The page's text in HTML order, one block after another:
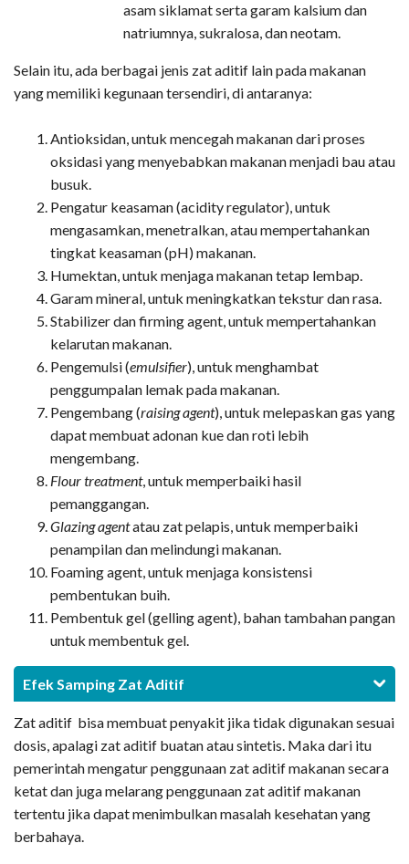
asam siklamat serta garam kalsium dan
natriumnya, sukralosa, dan neotam.
Selain itu, ada berbagai jenis zat aditif lain pada makanan
yang memiliki kegunaan tersendiri, di antaranya:
Antioksidan, untuk mencegah makanan dari proses
oksidasi yang menyebabkan makanan menjadi bau atau
busuk.
Pengatur keasaman (acidity regulator), untuk
mengasamkan, menetralkan, atau mempertahankan
tingkat keasaman (pH) makanan.
Humektan, untuk menjaga makanan tetap lembap.
Garam mineral, untuk meningkatkan tekstur dan rasa.
Stabilizer dan firming agent, untuk mempertahankan
kelarutan makanan.
Pengemulsi (emulsifier), untuk menghambat
penggumpalan lemak pada makanan.
Pengembang (raising agent), untuk melepaskan gas yang
dapat membuat adonan kue dan roti lebih
mengembang.
Flour treatment, untuk memperbaiki hasil
pemanggangan.
Glazing agentatau zat pelapis, untuk memperbaiki
penampilan dan melindungi makanan.
Foaming agent, untuk menjaga konsistensi
pembentukan buih.
Pembentuk gel (gelling agent), bahan tambahan pangan
untuk membentuk gel.
Efek Samping Zat Aditif
Zat aditif bisa membuat penyakit jika tidak digunakan sesuai
dosis, apalagi zat aditif buatan atau sintetis. Maka dari itu
pemerintah mengatur penggunaan zat aditif makanan secara
ketat dan juga melarang penggunaan zat aditif makanan
tertentu jika dapat menimbulkan masalah kesehatan yang
berbahaya.